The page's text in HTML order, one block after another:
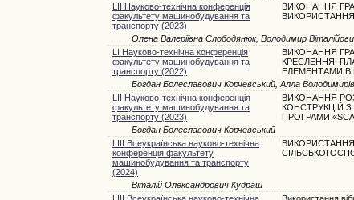
LII Науково-технічна конференція
факультету машинобудування та
транспорту (2023)
ВИКОНАННЯ
Олена Валеріївна Слободянюк, Володимир
LI Науково-технічна конференція
факультету машинобудування та
транспорту (2022)
ВИКОНАННЯ
КРЕСЛЕННЯ,
ЕЛЕМЕНТАМИ В
Богдан Болеславович Корчевський, Алла
LII Науково-технічна конференція
факультету машинобудування та
транспорту (2023)
ВИКОНАННЯ
КОНСТРУКЦІЙ
ПРОГРАМИ
Богдан Болеславович Корчевський
LIII Всеукраїнська науково-технічна
конференція факультету
машинобудування та транспорту
(2024)
ВИКОРИСТАННЯ
Віталій Олександрович Кудраш